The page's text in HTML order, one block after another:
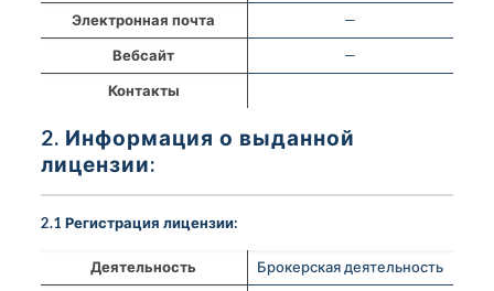
Электронная почта
—
Вебсайт
—
Контакты
2. Информация о выданной
лицензии:
2.1 Регистрация лицензии:
Деятельность
Брокерская деятельность